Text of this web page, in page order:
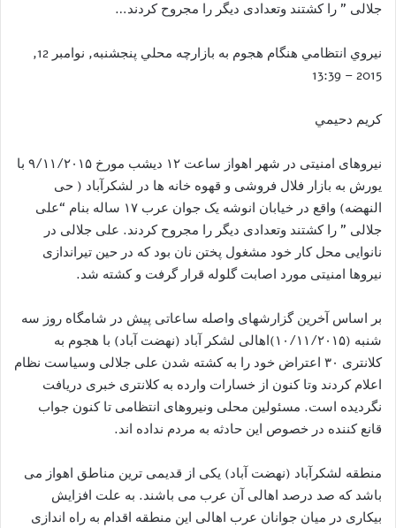
جلالی ” را كشتند وتعدادی دیگر را مجروح کردند…
نيروي انتظامي هنگام هجوم به بازارچه محلي پنجشنبه, نوامبر 12,
2015 – 13:39
كريم دحيمي
نیروهای امنیتی در شهر اهواز ساعت ۱۲ دیشب مورخ ٩/١١/٢٠١۵ با
یورش به بازار فلال فروشی و قهوه خانه ها در لشکرآباد ( حی
النهضه) واقع در خیابان انوشه یک جوان عرب ١٧ ساله بنام “علی
جلالی ” را كشتند وتعدادی دیگر را مجروح کردند. علی جلالی در
نانوایی محل کار خود مشغول پختن نان بود که در حین تیراندازی
نیروها امنیتی مورد اصابت گلوله قرار گرفت و كشته شد.
بر اساس آخرین گزارشهای واصله ساعاتی پیش در شامگاه روز سه
شنبه (١٠/١١/٢٠١۵)اهالی لشکر آباد (نهضت آباد) با هجوم به
کلانتری ٣٠ اعتراض خود را به کشته شدن علی جلالی وسیاست نظام
اعلام کردند وتا کنون از خسارات وارده به کلانتری خبری دریافت
نگردیده است. مسئولین محلی ونیروهای انتظامی تا کنون جواب
قانع کننده در خصوص این حادثه به مردم نداده اند.
منطقه لشکرآباد (نهضت آباد) یکی از قدیمی ترین مناطق اهواز می
باشد که صد درصد اهالی آن عرب می باشند. به علت افزایش
بیکاری در میان جوانان عرب اهالی این منطقه اقدام به راه اندازی